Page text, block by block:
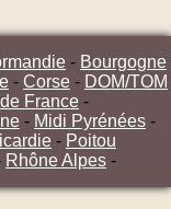
- Bourgogne
- Corse - DOM/TOM
de France -
- Midi Pyrénées -
- Poitou
Rhône Alpes -